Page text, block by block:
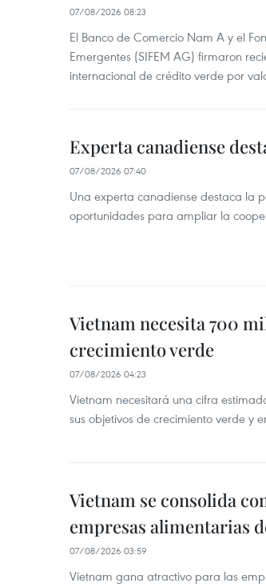
07/08/2026 08:23
El Banco de Comercio Nam A y el
Emergentes (SIFEM AG) firmaron
internacional de crédito verde por
Experta canadiense
07/08/2026 07:40
Una experta canadiense destaca la
oportunidades para ampliar la
Vietnam necesita 700
crecimiento verde
07/08/2026 04:23
Vietnam necesitará una cifra
sus objetivos de crecimiento verde y
Vietnam se consolida
empresas alimentarias
07/08/2026 03:59
Vietnam gana atractivo para las